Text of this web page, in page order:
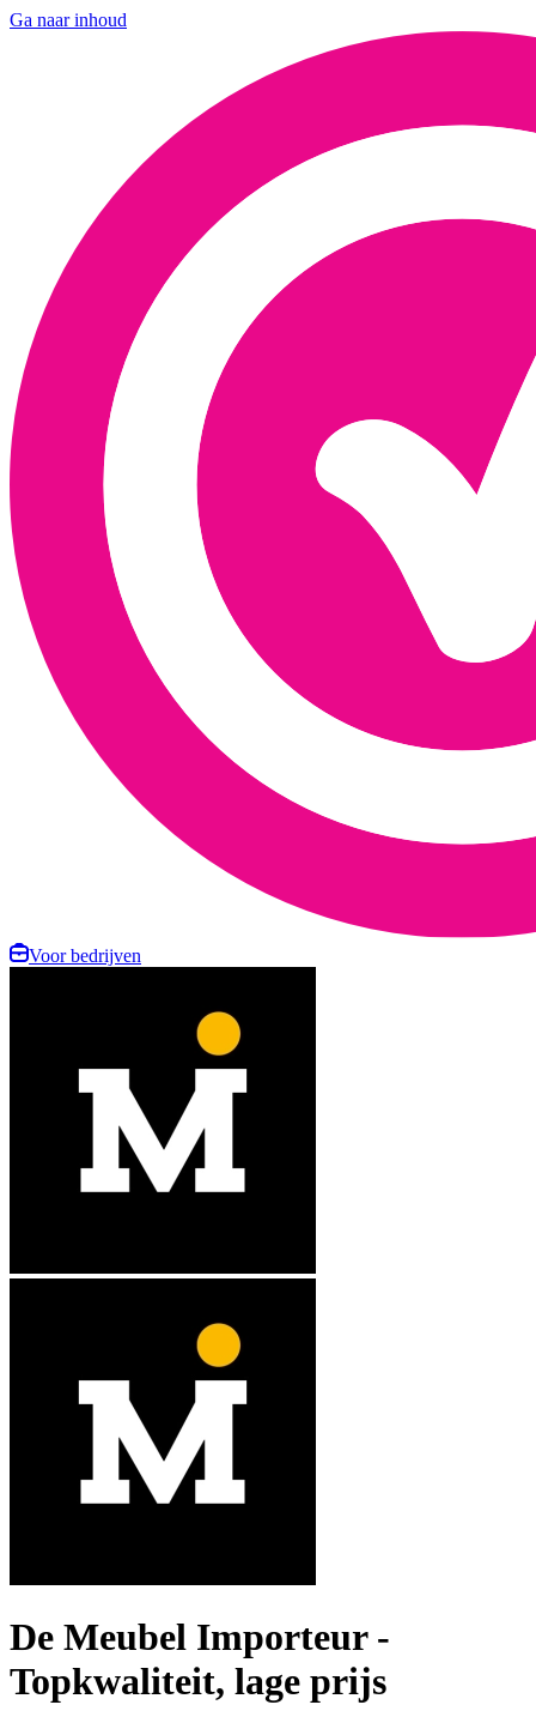
Ga naar inhoud
Voor bedrijven
De Meubel Importeur -
Topkwaliteit, lage prijs